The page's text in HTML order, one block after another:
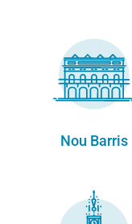
Nou Barris